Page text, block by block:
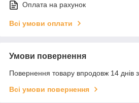
Оплата на рахунок
Всі умови оплати
Умови повернення
Повернення товару впродовж 14 днів
Всі умови повернення